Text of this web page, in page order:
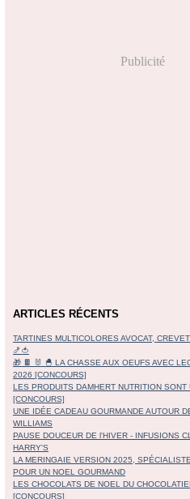
Publicité
ARTICLES RÉCENTS
TARTINES MULTICOLORES AVOCAT,
🍤🍅
🎁 🍫 🐰 🐣 LA CHASSE AUX OEUFS AVEC
2026 [CONCOURS]
LES PRODUITS DAMHERT NUTRITION SONT
[CONCOURS]
UNE IDÉE CADEAU GOURMANDE AUTOUR
WILLIAMS
PAUSE DOUCEUR DE l'HIVER - INFUSIONS
HARRY'S
LA MERINGAIE VERSION 2025,
POUR UN NOEL GOURMAND
LES CHOCOLATS DE NOEL DU
[CONCOURS]